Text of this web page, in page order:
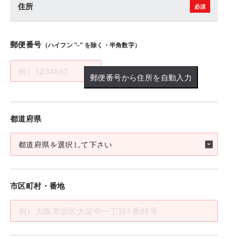
住所
郵便番号 （ハイフン "-" を除く・半角数字）
郵便番号から住所を自動入力
都道府県
市区町村・番地